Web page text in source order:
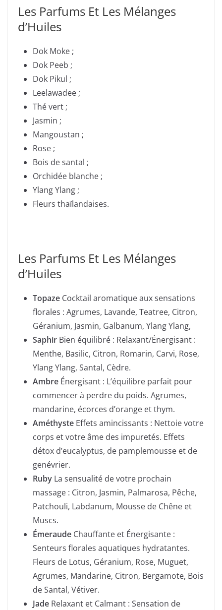
Les Parfums Et Les Mélanges
d’Huiles
Dok Moke ;
Dok Peeb ;
Dok Pikul ;
Leelawadee ;
Thé vert ;
Jasmin ;
Mangoustan ;
Rose ;
Bois de santal ;
Orchidée blanche ;
Ylang Ylang ;
Fleurs thaïlandaises.
Les Parfums Et Les Mélanges
d’Huiles
Topaze Cocktail aromatique aux sensations
florales : Agrumes, Lavande, Teatree, Citron,
Géranium, Jasmin, Galbanum, Ylang Ylang,
Saphir Bien équilibré : Relaxant/Énergisant :
Menthe, Basilic, Citron, Romarin, Carvi, Rose,
Ylang Ylang, Santal, Cèdre.
Ambre Énergisant : L’équilibre parfait pour
commencer à perdre du poids. Agrumes,
mandarine, écorces d’orange et thym.
Améthyste Effets amincissants : Nettoie votre
corps et votre âme des impuretés. Effets
détox d’eucalyptus, de pamplemousse et de
genévrier.
Ruby La sensualité de votre prochain
massage : Citron, Jasmin, Palmarosa, Pêche,
Patchouli, Labdanum, Mousse de Chêne et
Muscs.
Émeraude Chauffante et Énergisante :
Senteurs florales aquatiques hydratantes.
Fleurs de Lotus, Géranium, Rose, Muguet,
Agrumes, Mandarine, Citron, Bergamote, Bois
de Santal, Vétiver.
Jade Relaxant et Calmant : Sensation de